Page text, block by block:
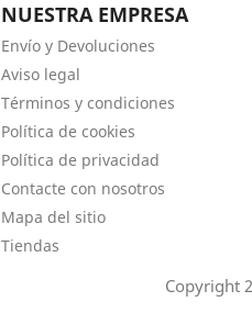
NUESTRA EMPRESA
Envío y Devoluciones
Aviso legal
Términos y condiciones
Política de cookies
Política de privacidad
Contacte con nosotros
Mapa del sitio
Tiendas
Copyright